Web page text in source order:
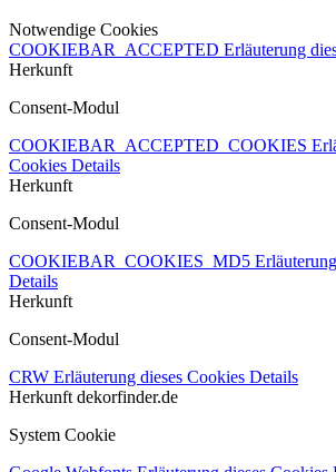
Notwendige Cookies
COOKIEBAR_ACCEPTED Erläuterung
Herkunft
Consent-Modul
COOKIEBAR_ACCEPTED_COOKIES
Cookies Details
Herkunft
Consent-Modul
COOKIEBAR_COOKIES_MD5
Details
Herkunft
Consent-Modul
CRW Erläuterung dieses Cookies Details
Herkunft dekorfinder.de
System Cookie